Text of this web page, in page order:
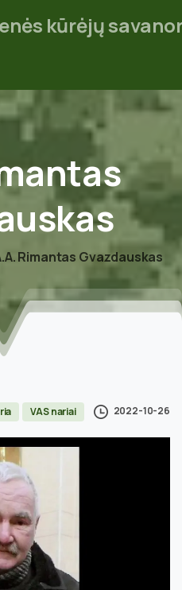
kūrėjų
Rimantas Gvazdauskas
VAS nariai 2022-10-26